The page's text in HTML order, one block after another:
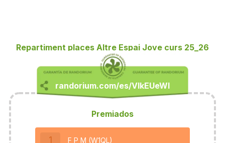
Repartiment places Altre Espai Jove curs 25_26
Premiados
1 F P M (W1QL)